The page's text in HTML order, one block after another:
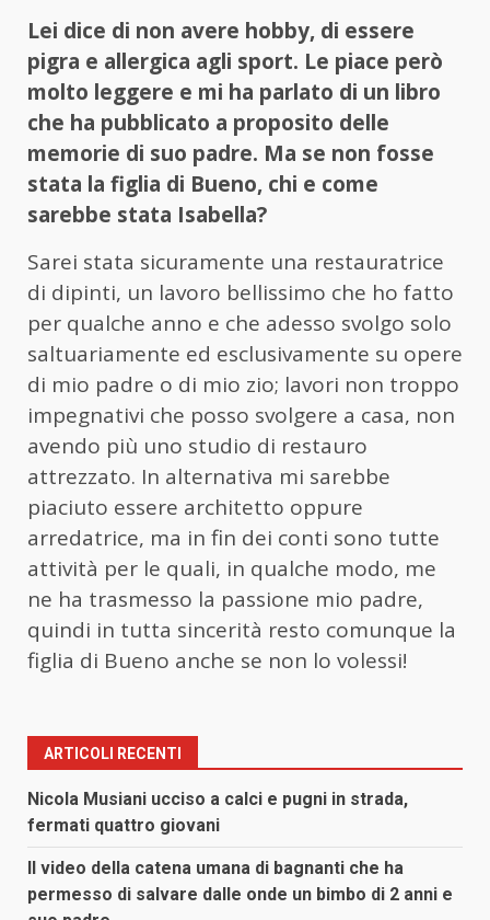
Lei dice di non avere hobby, di essere
pigra e allergica agli sport. Le piace però
molto leggere e mi ha parlato di un libro
che ha pubblicato a proposito delle
memorie di suo padre. Ma se non fosse
stata la figlia di Bueno, chi e come
sarebbe stata Isabella?
Sarei stata sicuramente una restauratrice
di dipinti, un lavoro bellissimo che ho fatto
per qualche anno e che adesso svolgo solo
saltuariamente ed esclusivamente su opere
di mio padre o di mio zio; lavori non troppo
impegnativi che posso svolgere a casa, non
avendo più uno studio di restauro
attrezzato. In alternativa mi sarebbe
piaciuto essere architetto oppure
arredatrice, ma in fin dei conti sono tutte
attività per le quali, in qualche modo, me
ne ha trasmesso la passione mio padre,
quindi in tutta sincerità resto comunque la
figlia di Bueno anche se non lo volessi!
ARTICOLI RECENTI
Nicola Musiani ucciso a calci e pugni in strada,
fermati quattro giovani
Il video della catena umana di bagnanti che ha
permesso di salvare dalle onde un bimbo di 2 anni e